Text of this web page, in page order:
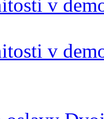
v
v